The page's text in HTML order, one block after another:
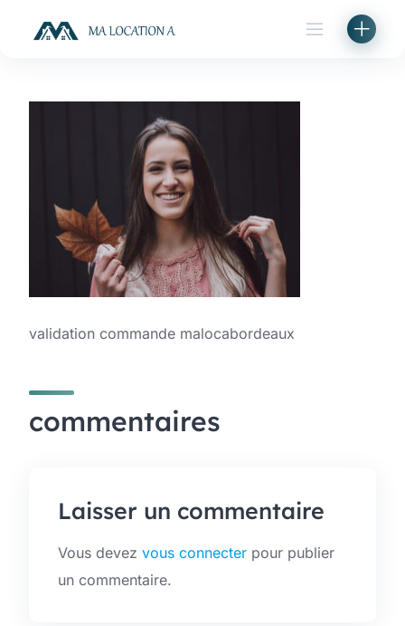
validation commande malocabordeaux
commentaires
Laisser un commentaire
Vous devez vous connecter pour publier
un commentaire.